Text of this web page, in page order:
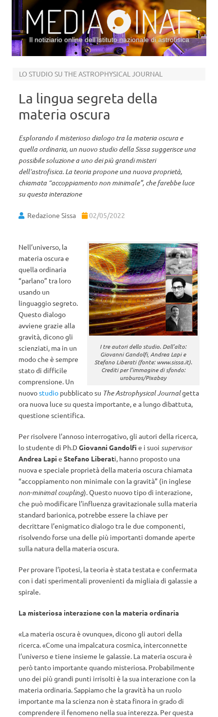
Il notiziario online dell’Istituto nazionale di astrofisica
LO STUDIO SU THE ASTROPHYSICAL JOURNAL
La lingua segreta della
materia oscura
Esplorando il misterioso dialogo tra la materia oscura e
quella ordinaria, un nuovo studio della Sissa suggerisce una
possibile soluzione a uno dei più grandi misteri
dell’astrofisica. La teoria propone una nuova proprietà,
chiamata “accoppiamento non minimale”, che farebbe luce
su questa interazione
Redazione Sissa 02/05/2022
I tre autori dello studio. Dall’alto:
Giovanni Gandolfi, Andrea Lapi e
Stefano Liberati (fonte: www.sissa.it).
Crediti per l’immagine di sfondo:
uroburos/Pixabay
Nell’universo, la
materia oscura e
quella ordinaria
“parlano” tra loro
usando un
linguaggio segreto.
Questo dialogo
avviene grazie alla
gravità, dicono gli
scienziati, ma in un
modo che è sempre
stato di difficile
comprensione. Un
nuovostudio pubblicato su The Astrophysical Journalgetta
ora nuova luce su questa importante, e a lungo dibattuta,
questione scientifica.
Per risolvere l’annoso interrogativo, gli autori della ricerca,
lo studente di Ph.DGiovanni Gandolfi e i suoi supervisor
Andrea Lapi e Stefano Liberati, hanno proposto una
nuova e speciale proprietà della materia oscura chiamata
“accoppiamento non minimale con la gravità” (in inglese
non-minimal coupling). Questo nuovo tipo di interazione,
che può modificare l’influenza gravitazionale sulla materia
standard barionica, potrebbe essere la chiave per
decrittare l’enigmatico dialogo tra le due componenti,
risolvendo forse una delle più importanti domande aperte
sulla natura della materia oscura.
Per provare l’ipotesi, la teoria è stata testata e confermata
con i dati sperimentali provenienti da migliaia di galassie a
spirale.
La misteriosa interazione con la materia ordinaria
«La materia oscura è ovunque», dicono gli autori della
ricerca. «Come una impalcatura cosmica, interconnette
l’universo e tiene insieme le galassie. La materia oscura è
però tanto importante quando misteriosa. Probabilmente
uno dei più grandi punti irrisolti è la sua interazione con la
materia ordinaria. Sappiamo che la gravità ha un ruolo
importante ma la scienza non è stata finora in grado di
comprendere il fenomeno nella sua interezza. Per questa